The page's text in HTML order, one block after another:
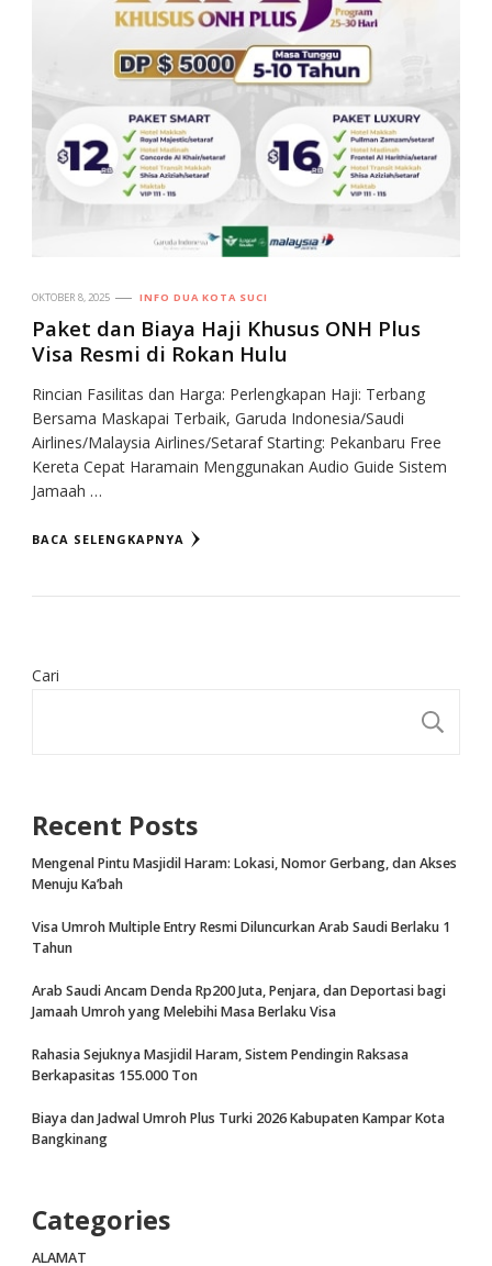
OKTOBER 8, 2025 INFO DUA KOTA SUCI
Paket dan Biaya Haji Khusus ONH Plus
Visa Resmi di Rokan Hulu
Rincian Fasilitas dan Harga: Perlengkapan Haji: Terbang
Bersama Maskapai Terbaik, Garuda Indonesia/Saudi
Airlines/Malaysia Airlines/Setaraf Starting: Pekanbaru Free
Kereta Cepat Haramain Menggunakan Audio Guide Sistem
Jamaah …
BACA SELENGKAPNYA
Cari
Recent Posts
Mengenal Pintu Masjidil Haram: Lokasi, Nomor Gerbang, dan Akses
Menuju Ka’bah
Visa Umroh Multiple Entry Resmi Diluncurkan Arab Saudi Berlaku 1
Tahun
Arab Saudi Ancam Denda Rp200 Juta, Penjara, dan Deportasi bagi
Jamaah Umroh yang Melebihi Masa Berlaku Visa
Rahasia Sejuknya Masjidil Haram, Sistem Pendingin Raksasa
Berkapasitas 155.000 Ton
Biaya dan Jadwal Umroh Plus Turki 2026 Kabupaten Kampar Kota
Bangkinang
Categories
ALAMAT